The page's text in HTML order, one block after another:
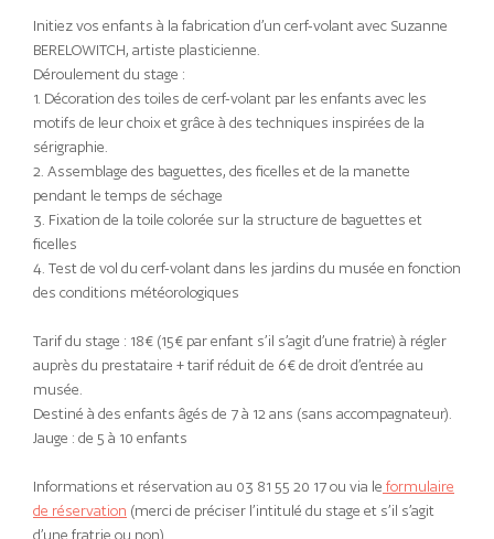
Initiez vos enfants à la fabrication d’un cerf-volant avec Suzanne
BERELOWITCH, artiste plasticienne.
Déroulement du stage :
1. Décoration des toiles de cerf-volant par les enfants avec les
motifs de leur choix et grâce à des techniques inspirées de la
sérigraphie.
2. Assemblage des baguettes, des ficelles et de la manette
pendant le temps de séchage
3. Fixation de la toile colorée sur la structure de baguettes et
ficelles
4. Test de vol du cerf-volant dans les jardins du musée en fonction
des conditions météorologiques
Tarif du stage : 18€ (15€ par enfant s’il s’agit d’une fratrie) à régler
auprès du prestataire + tarif réduit de 6€ de droit d’entrée au
musée.
Destiné à des enfants âgés de 7 à 12 ans (sans accompagnateur).
Jauge : de 5 à 10 enfants
Informations et réservation au 03 81 55 20 17 ou via le formulaire
de réservation (merci de préciser l’intitulé du stage et s’il s’agit
d’une fratrie ou non).